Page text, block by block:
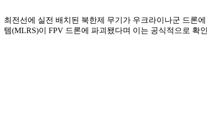
최전선에 실전 배치된 북한제 무기가 우크라이나군 드론
템(MLRS)이 FPV 드론에 파괴됐다며 이는 공식적으로 확